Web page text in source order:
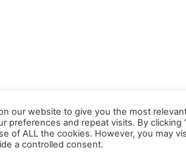
our website to give you the most
preferences and repeat visits. By clicking
of ALL the cookies. However, you may
a controlled consent.